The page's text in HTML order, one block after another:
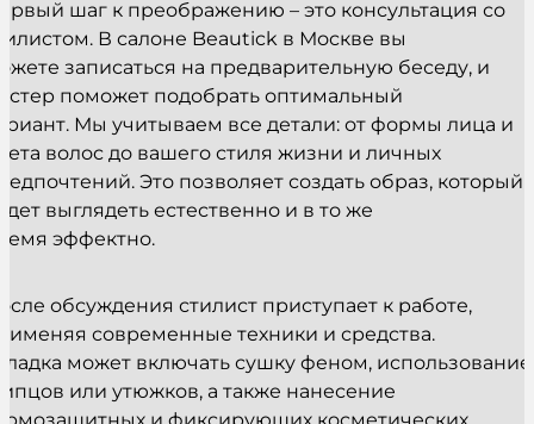
шаг к преображению – это консультация со
В салоне Beautick в Москве вы
записаться на предварительную беседу, и
поможет подобрать оптимальный
Мы учитываем все детали: от формы лица и
волос до вашего стиля жизни и личных
Это позволяет создать образ, который
выглядеть естественно и в то же
эффектно.
обсуждения стилист приступает к работе,
современные техники и средства.
может включать сушку феном, использование
или утюжков, а также нанесение